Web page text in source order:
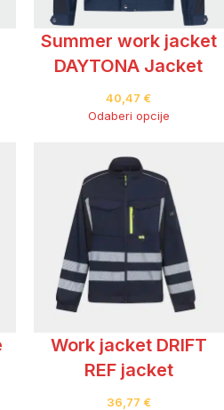
Summer work jacket
DAYTONA Jacket
40,47 €
Odaberi opcije
Work jacket DRIFT
REF jacket
36,77 €